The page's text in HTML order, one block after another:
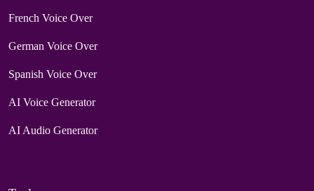
French Voice Over
German Voice Over
Spanish Voice Over
AI Voice Generator
AI Audio Generator